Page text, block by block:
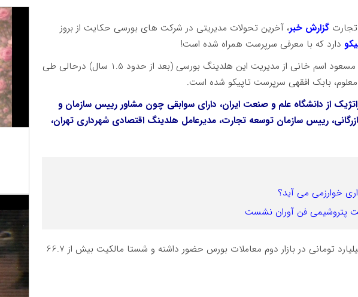
گزارش خبر، آخرین تحولات مدیریتی در شرکت های بورسی حکایت از بروز
دارد که با معرفی سرپرست همراه شده است!
براساس این گزارش، شایعه برکناری مسعود اسم خانی از مدیریت این هلدینگ بورسی (بعد از حدود 1.5 سال) درحالی طی
معلوم، بابک افقهی سرپرست تاپیکو شده است.
از دانشگاه علم و صنعت ایران، دارای سوابقی چون مشاور رییس سازمان و
رییس سازمان توسعه تجارت، مدیرعامل هلدینگ اقتصادی شهرداری تهران،
خوارزمی می آید؟
پتروشیمی فن آوران نشست
تاپیکو با سرمایه بیش از 10 هزار میلیارد تومانی در بازار دوم معاملات بورس حضور داشته و شستا مالکیت بیش از 66.7